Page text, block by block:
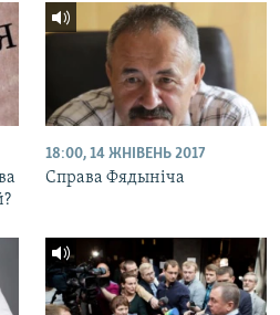
18:00, 14 ЖНІВЕНЬ 2017
Справа Фядыніча